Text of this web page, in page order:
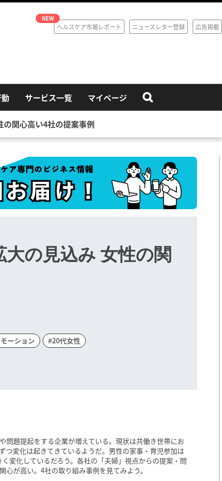
ヘルスケア市場レポート ニュースレター登録 広告掲載
サービス一覧 マイページ
関心高い4社の提案事例
の見込み 女性の関
ーション #20代女性
問題提起をする企業が増えている。現状は共働き世帯にお
つ変化は起きてきているようだ。男性の家事・育児参加は
変化しているだろう。各社の「夫婦」視点からの提案・問
が高い。4社の取り組み事例を見てみよう。